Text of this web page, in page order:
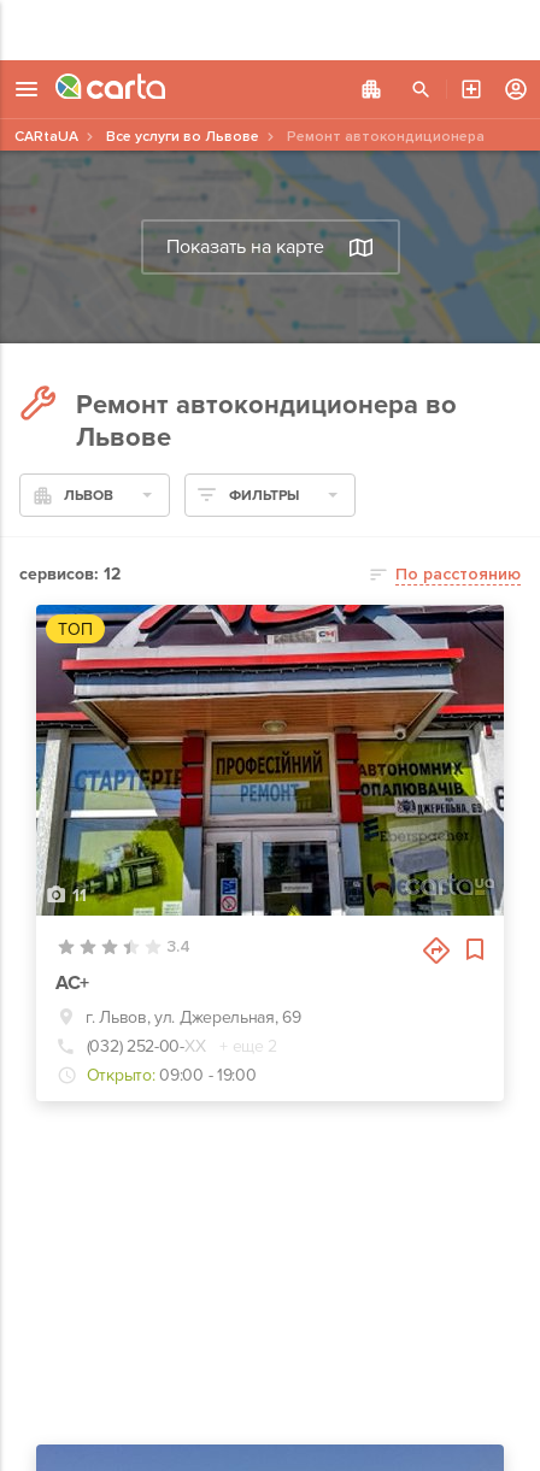
Показать на карте
CARtaUA Все услуги во Львове Ремонт автокондиционера
Ремонт автокондиционера во
Львове
ЛЬВОВ ФИЛЬТРЫ
сервисов: 12 По расстоянию
ТОП
11
3.4
АС+
г. Львов, ул. Джерельная, 69
(032) 252-00-ХХ
+ еще 2
Открыто: 09:00 - 19:00